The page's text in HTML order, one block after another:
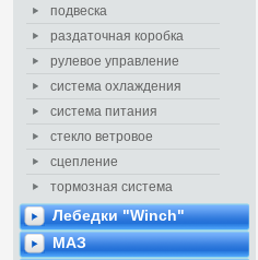
подвеска
раздаточная коробка
рулевое управление
система охлаждения
система питания
стекло ветровое
сцепление
тормозная система
Лебедки "Winch"
МАЗ